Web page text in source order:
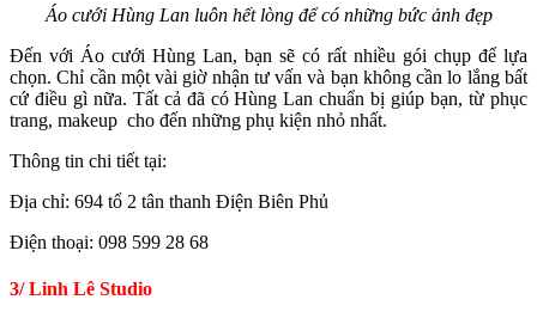
Áo cưới Hùng Lan luôn hết lòng để có những bức ảnh đẹp
Đến với Áo cưới Hùng Lan, bạn sẽ có rất nhiều gói chụp để lựa
chọn. Chỉ cần một vài giờ nhận tư vấn và bạn không cần lo lắng bất
cứ điều gì nữa. Tất cả đã có Hùng Lan chuẩn bị giúp bạn, từ phục
trang, makeup cho đến những phụ kiện nhỏ nhất.
Thông tin chi tiết tại:
Địa chỉ: 694 tổ 2 tân thanh Điện Biên Phủ
Điện thoại: 098 599 28 68
3/ Linh Lê Studio